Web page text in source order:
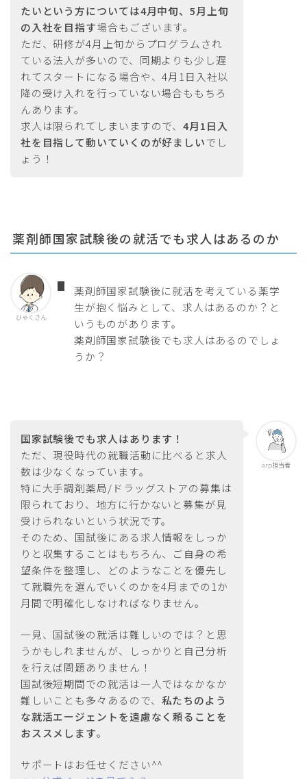
たいという方については4月中旬、5月上旬
の入社を目指す場合もございます。
ただ、研修が4月上旬からプログラムされ
ている法人が多いので、同期よりも少し遅
れてスタートになる場合や、4月1日入社以
降の受け入れを行っていない場合ももちろ
んあります。
求人は限られてしまいますので、4月1日入
社を目指して動いていくのが好ましいでし
ょう！
薬剤師国家試験後の就活でも求人はあるのか
ひゃくさん
薬剤師国家試験後に就活を考えている薬学
生が抱く悩みとして、求人はあるのか？と
いうものがあります。
薬剤師国家試験後でも求人はあるのでしょ
うか？
arp担当者
国家試験後でも求人はあります！
ただ、現役時代の就職活動に比べると求人
数は少なくなっています。
特に大手調剤薬局/ドラッグストアの募集は
限られており、地方に行かないと募集が見
受けられないという状況です。
そのため、国試後にある求人情報をしっか
りと収集することはもちろん、ご自身の希
望条件を整理し、どのようなことを優先し
て就職先を選んでいくのかを4月までの1か
月間で明確化しなければなりません。
一見、国試後の就活は難しいのでは？と思
うかもしれませんが、しっかりと自己分析
を行えば問題ありません！
国試後短期間での就活は一人ではなかなか
難しいことも多々あるので、 私たちのよう
な就活エージェントを遠慮なく頼ることを
おススメします。
サポートはお任せください^^